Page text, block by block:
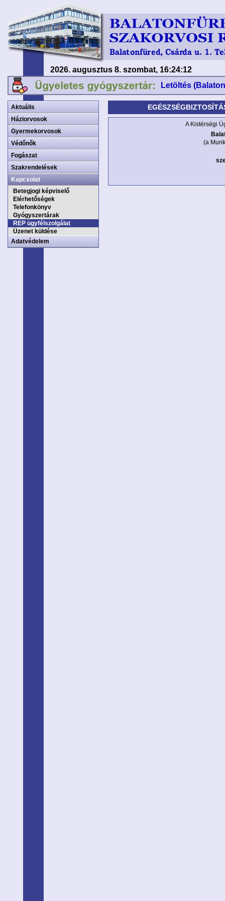
2026. augusztus 8. szombat, 16:24:12
Letöltés
Aktuális
Háziorvosok
Gyermekorvosok
Védőnők
Fogászat
Szakrendelések
Kapcsolat
Betegjogi képviselő
Elérhetőségek
Telefonkönyv
Gyógyszertárak
REP ügyfélszolgálat
Üzenet küldése
Adatvédelem
A Kistérségi
(a